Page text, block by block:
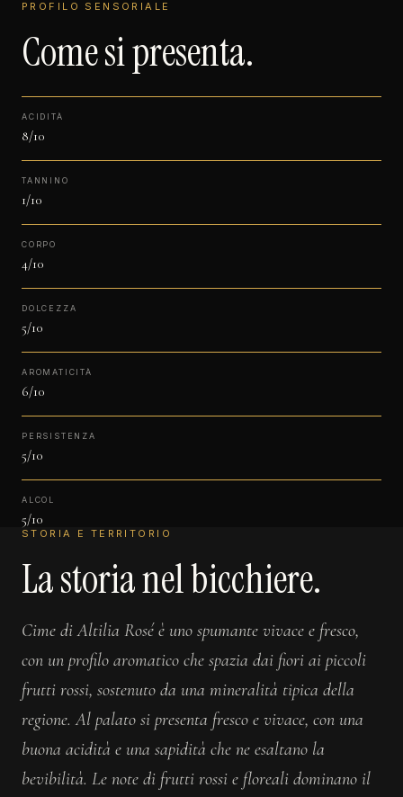
PROFILO SENSORIALE
Come si presenta.
ACIDITÀ
8/10
TANNINO
1/10
CORPO
4/10
DOLCEZZA
5/10
AROMATICITÀ
6/10
PERSISTENZA
5/10
ALCOL
5/10
STORIA E TERRITORIO
La storia nel bicchiere.
Cime di Altilia Rosé è uno spumante vivace e fresco,
con un profilo aromatico che spazia dai fiori ai piccoli
frutti rossi, sostenuto da una mineralità tipica della
regione. Al palato si presenta fresco e vivace, con una
buona acidità e una sapidità che ne esaltano la
bevibilità. Le note di frutti rossi e floreali dominano il